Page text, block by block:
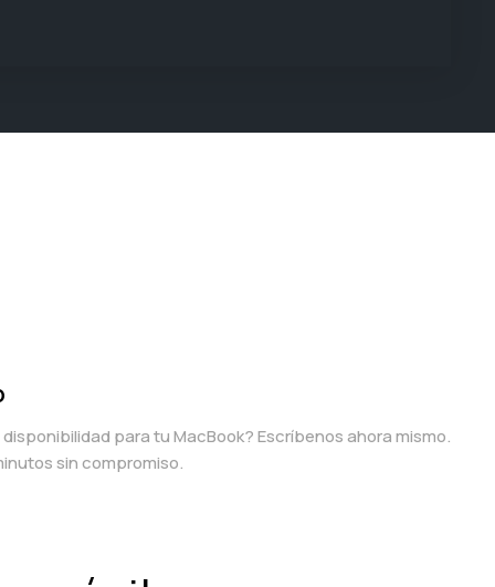
para tu MacBook? Escríbenos ahora mismo.
sin compromiso.